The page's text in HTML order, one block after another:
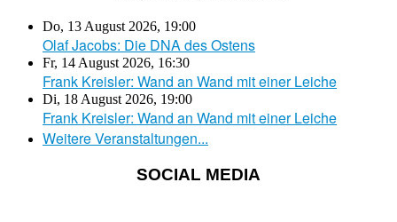
Do, 13 August 2026, 19:00
Olaf Jacobs: Die DNA des Ostens
Fr, 14 August 2026, 16:30
Frank Kreisler: Wand an Wand mit einer Leiche
Di, 18 August 2026, 19:00
Frank Kreisler: Wand an Wand mit einer Leiche
Weitere Veranstaltungen...
SOCIAL MEDIA